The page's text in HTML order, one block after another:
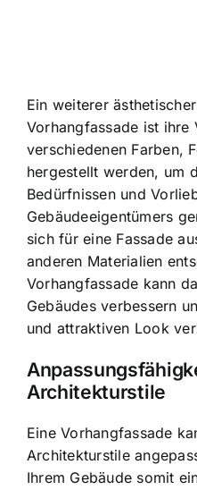
Ein weiterer
Vorhangfassade ist ihre
verschiedenen Farben,
hergestellt werden, um
Bedürfnissen und
Gebäudeeigentümers
sich für eine Fassade
anderen Materialien
Vorhangfassade kann
Gebäudes verbessern
und attraktiven Look
Architekturstile
Eine Vorhangfassade
Architekturstile
Ihrem Gebäude somit